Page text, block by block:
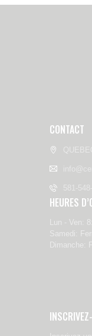
CONTACT
581-548-
HEURES
Lun - Ven:
Samedi:
Dimanche: